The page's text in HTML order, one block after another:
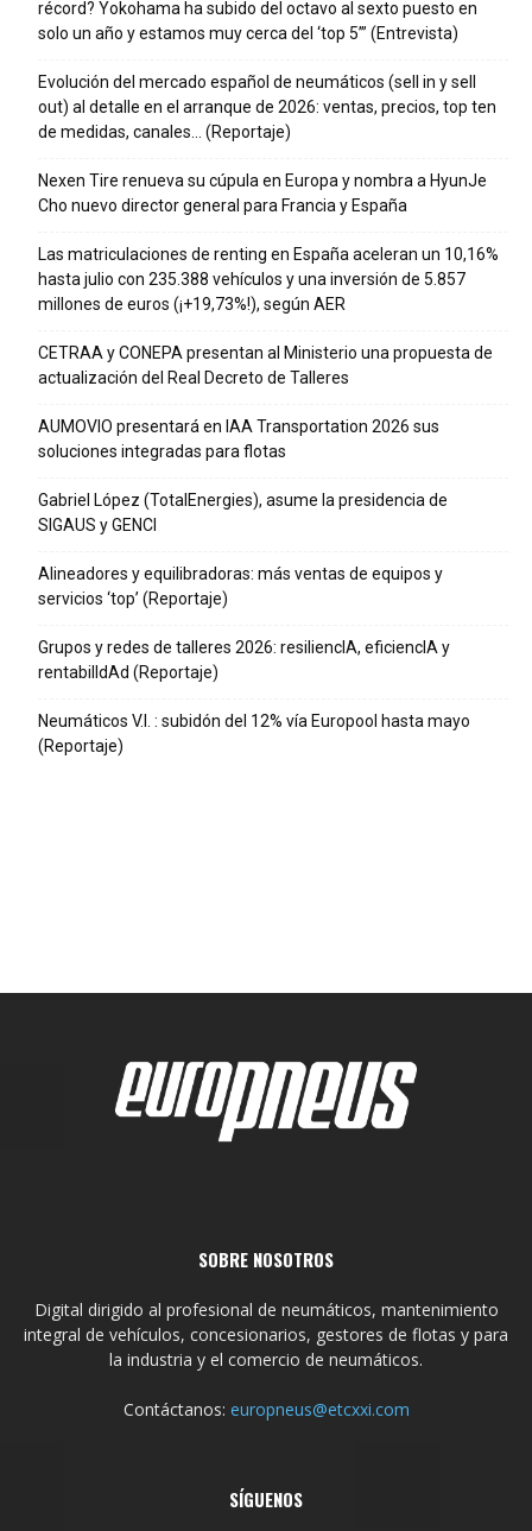
récord? Yokohama ha subido del octavo al sexto puesto en
solo un año y estamos muy cerca del ‘top 5’” (Entrevista)
Evolución del mercado español de neumáticos (sell in y sell
out) al detalle en el arranque de 2026: ventas, precios, top ten
de medidas, canales… (Reportaje)
Nexen Tire renueva su cúpula en Europa y nombra a HyunJe
Cho nuevo director general para Francia y España
Las matriculaciones de renting en España aceleran un 10,16%
hasta julio con 235.388 vehículos y una inversión de 5.857
millones de euros (¡+19,73%!), según AER
CETRAA y CONEPA presentan al Ministerio una propuesta de
actualización del Real Decreto de Talleres
AUMOVIO presentará en IAA Transportation 2026 sus
soluciones integradas para flotas
Gabriel López (TotalEnergies), asume la presidencia de
SIGAUS y GENCI
Alineadores y equilibradoras: más ventas de equipos y
servicios ‘top’ (Reportaje)
Grupos y redes de talleres 2026: resiliencIA, eficiencIA y
rentabilIdAd (Reportaje)
Neumáticos V.I. : subidón del 12% vía Europool hasta mayo
(Reportaje)
SOBRE NOSOTROS
Digital dirigido al profesional de neumáticos, mantenimiento
integral de vehículos, concesionarios, gestores de flotas y para
la industria y el comercio de neumáticos.
Contáctanos: europneus@etcxxi.com
SÍGUENOS